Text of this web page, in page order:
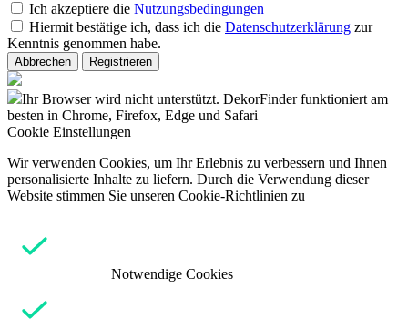
Ich akzeptiere die Nutzungsbedingungen
Hiermit bestätige ich, dass ich die Datenschutzerklärung zur
Kenntnis genommen habe.
Abbrechen Registrieren
Ihr Browser wird nicht unterstützt. DekorFinder funktioniert am
besten in Chrome, Firefox, Edge und Safari
Cookie Einstellungen
Wir verwenden Cookies, um Ihr Erlebnis zu verbessern und Ihnen
personalisierte Inhalte zu liefern. Durch die Verwendung dieser
Website stimmen Sie unseren Cookie-Richtlinien zu
Notwendige Cookies